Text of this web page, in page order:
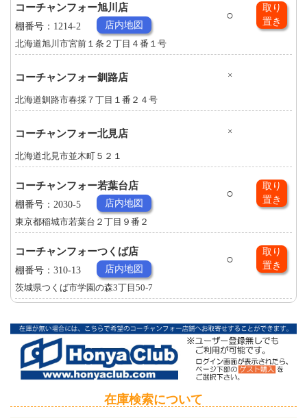
コーチャンフォー旭川店
○
取り
置き
棚番号：1214-2 店内地図
北海道旭川市宮前１条２丁目４番１号
コーチャンフォー釧路店 ×
北海道釧路市春採７丁目１番２４号
コーチャンフォー北見店 ×
北海道北見市並木町５２１
コーチャンフォー若葉台店
○
取り
置き
棚番号：2030-5 店内地図
東京都稲城市若葉台２丁目９番２
コーチャンフォーつくば店
○
取り
置き
棚番号：310-13 店内地図
茨城県つくば市学園の森3丁目50-7
在庫検索について